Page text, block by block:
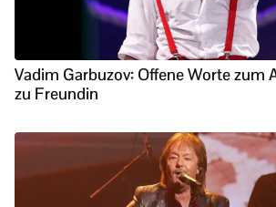
Vadim Garbuzov: Offene Worte zum
zu Freundin